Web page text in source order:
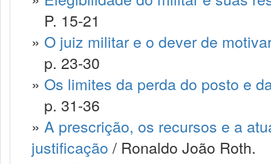
P. 15-21
» O juiz militar e o dever de
p. 23-30
» Os limites da perda do posto e
p. 31-36
» A prescrição, os recursos e a
justificação / Ronaldo João Roth.